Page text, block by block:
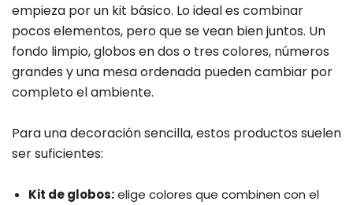
empieza por un kit básico. Lo ideal es combinar
pocos elementos, pero que se vean bien juntos. Un
fondo limpio, globos en dos o tres colores, números
grandes y una mesa ordenada pueden cambiar por
completo el ambiente.
Para una decoración sencilla, estos productos suelen
ser suficientes:
Kit de globos:elige colores que combinen con el